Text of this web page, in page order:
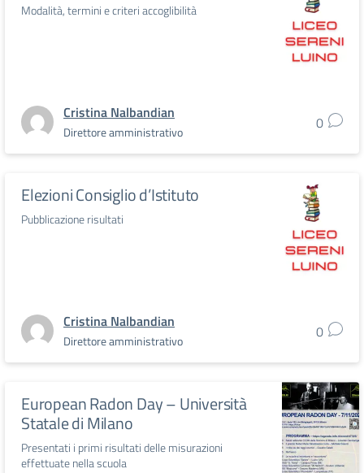
Modalità, termini e criteri accoglibilità
Cristina Nalbandian
Direttore amministrativo 0
Elezioni Consiglio d’Istituto
Pubblicazione risultati
Cristina Nalbandian
Direttore amministrativo 0
European Radon Day – Università
Statale di Milano
Presentati i primi risultati delle misurazioni
effettuate nella scuola